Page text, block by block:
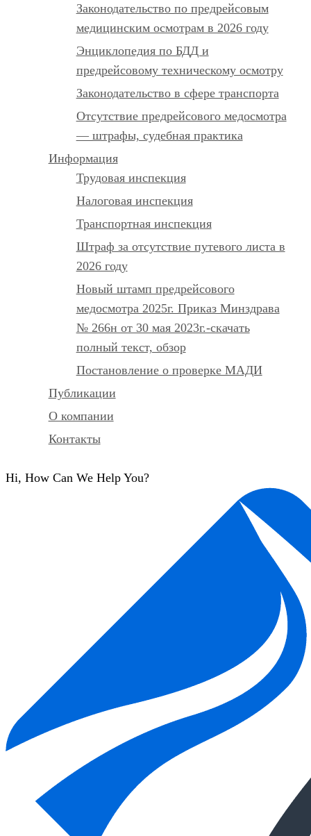
Законодательство по предрейсовым
медицинским осмотрам в 2026 году
Энциклопедия по БДД и
предрейсовому техническому осмотру
Законодательство в сфере транспорта
Отсутствие предрейсового медосмотра
— штрафы, судебная практика
Информация
Трудовая инспекция
Налоговая инспекция
Транспортная инспекция
Штраф за отсутствие путевого листа в
2026 году
Новый штамп предрейсового
медосмотра 2025г. Приказ Минздрава
№ 266н от 30 мая 2023г.-скачать
полный текст, обзор
Постановление о проверке МАДИ
Публикации
О компании
Контакты
Hi, How Can We Help You?